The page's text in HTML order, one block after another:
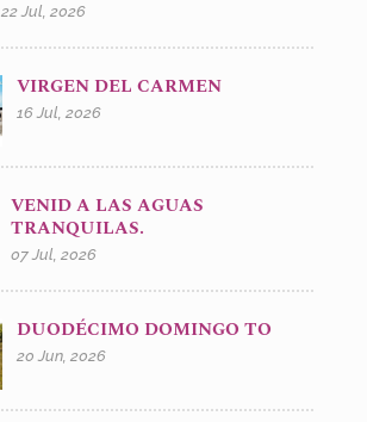
22 Jul, 2026
VIRGEN DEL CARMEN
16 Jul, 2026
VENID A LAS AGUAS
TRANQUILAS.
07 Jul, 2026
DUODÉCIMO DOMINGO TO
20 Jun, 2026